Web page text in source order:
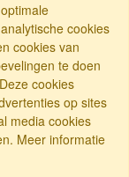
cookies
cookies van
te doen
cookies
op sites
media cookies
Meer informatie